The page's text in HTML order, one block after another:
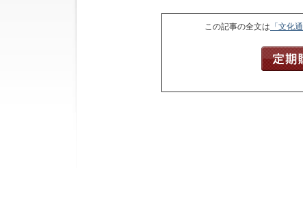
この記事の全文は 「文化